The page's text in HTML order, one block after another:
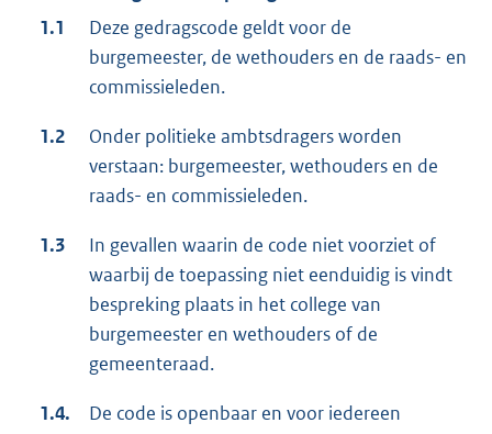
1.1
Deze gedragscode geldt voor de
burgemeester, de wethouders en de raads- en
commissieleden.
1.2
Onder politieke ambtsdragers worden
verstaan: burgemeester, wethouders en de
raads- en commissieleden.
1.3
In gevallen waarin de code niet voorziet of
waarbij de toepassing niet eenduidig is vindt
bespreking plaats in het college van
burgemeester en wethouders of de
gemeenteraad.
1.4.
De code is openbaar en voor iedereen